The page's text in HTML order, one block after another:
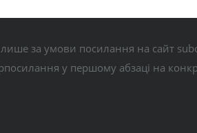
за умови посилання на сайт
у першому абзаці на